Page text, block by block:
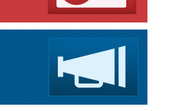
காலாண்டு ஆய்விதழ் – 2025
காலாண்டு ஆய்விதழ் – 2024